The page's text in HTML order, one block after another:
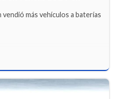
más vehículos a baterías